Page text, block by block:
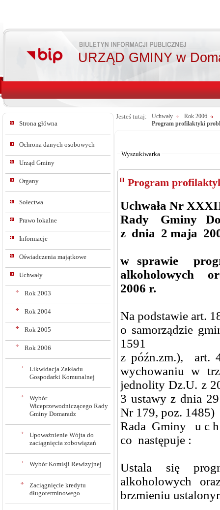
URZĄD GMINY w
Strona główna
Ochrona danych osobowych
Urząd Gminy
Organy
Sołectwa
Prawo lokalne
Informacje
Oświadczenia majątkowe
Uchwały
Rok 2003
Rok 2004
Rok 2005
Rok 2006
Likwidacja Zakładu
Gospodarki Komunalnej
Wybór
Wiceprzewodniczącego Rady
Gminy Domaradz
Upoważnienie Wójta do
zaciągnięcia zobowiązań
Wybór Komisji Rewizyjnej
Zaciągnięcie kredytu
długoterminowego
Jesteś tutaj: Uchwały
Rok 2006
Program profilaktyki
Wyszukiwarka
Program
Uchwała Nr
Rady Gminy
z dnia 2 maja
w sprawie
alkoholowych
2006 r.
Na podstawie art.
o samorządzie
1591
z późn.zm.), art.
wychowaniu w
jednolity Dz.U. z
3 ustawy z dnia
Nr 179, poz. 1485)
Rada Gminy u c h
co następuje :
Ustala się
alkoholowych
brzmieniu